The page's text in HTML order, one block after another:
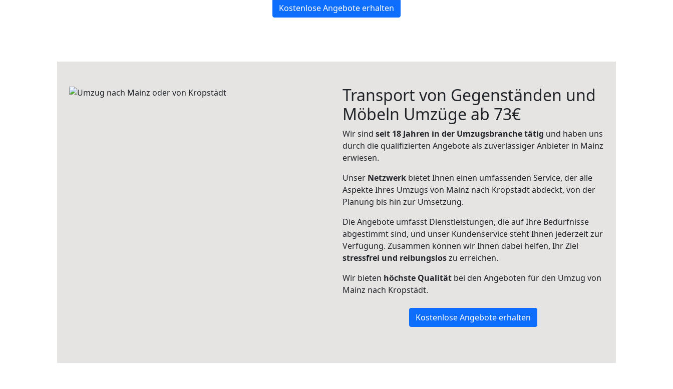
Kostenlose Angebote erhalten
Transport von Gegenständen und
Möbeln Umzüge ab 73€
Wir sind seit 18 Jahren in der Umzugsbranche tätig und haben uns
durch die qualifizierten Angebote als zuverlässiger Anbieter in Mainz
erwiesen.
Unser Netzwerk bietet Ihnen einen umfassenden Service, der alle
Aspekte Ihres Umzugs von Mainz nach Kropstädt abdeckt, von der
Planung bis hin zur Umsetzung.
Die Angebote umfasst Dienstleistungen, die auf Ihre Bedürfnisse
abgestimmt sind, und unser Kundenservice steht Ihnen jederzeit zur
Verfügung. Zusammen können wir Ihnen dabei helfen, Ihr Ziel
stressfrei und reibungsloszu erreichen.
Wir bieten höchste Qualität bei den Angeboten für den Umzug von
Mainz nach Kropstädt.
Kostenlose Angebote erhalten